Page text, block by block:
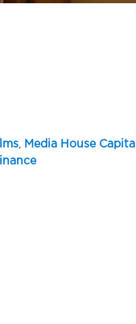
, Media House Capital